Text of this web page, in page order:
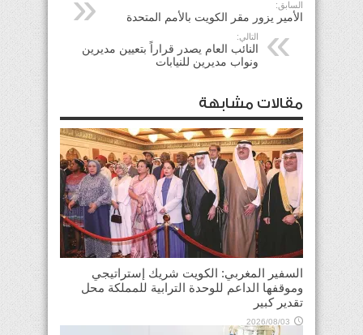
السابق:
الأمير يزور مقر الكويت بالأمم المتحدة
التالي:
النائب العام يصدر قراراً بتعيين مديرين
ونواب مديرين للنيابات
مقالات مشابهة
السفير المغربي: الكويت شريك إستراتيجي
وموقفها الداعم للوحدة الترابية للمملكة محل
تقدير كبير
2026/08/03